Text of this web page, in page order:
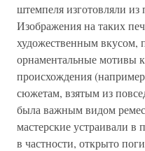
штемпеля изготовляли
Изображения на таких
художественным вкусом,
орнаментальные мотивы
происхождения
сюжетам, взятым из
была важным видом
мастерские устраивали
в частности, открыто